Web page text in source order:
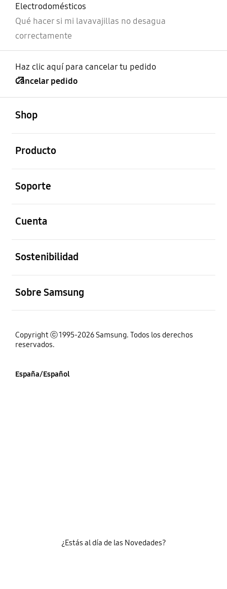
Electrodomésticos
Qué hacer si mi lavavajillas no desagua
correctamente
Haz clic aquí para cancelar tu pedido
Cancelar pedido
Shop
Producto
Soporte
Cuenta
Sostenibilidad
Sobre Samsung
Copyright ⓒ 1995-2026 Samsung. Todos los derechos
reservados.
España/Español
¿Estás al día de las Novedades?